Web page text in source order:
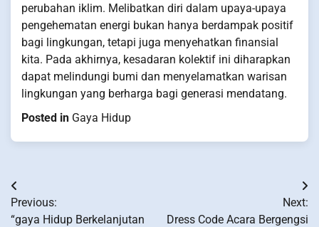
perubahan iklim. Melibatkan diri dalam upaya-upaya
pengehematan energi bukan hanya berdampak positif
bagi lingkungan, tetapi juga menyehatkan finansial
kita. Pada akhirnya, kesadaran kolektif ini diharapkan
dapat melindungi bumi dan menyelamatkan warisan
lingkungan yang berharga bagi generasi mendatang.
Posted in Gaya Hidup
Post
navigation
Previous:
“gaya Hidup Berkelanjutan
Next:
Dress Code Acara Bergengsi